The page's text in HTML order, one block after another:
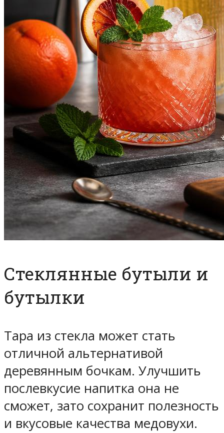
Стеклянные бутыли и
бутылки
Тара из стекла может стать
отличной альтернативой
деревянным бочкам. Улучшить
послевкусие напитка она не
сможет, зато сохранит полезность
и вкусовые качества медовухи.